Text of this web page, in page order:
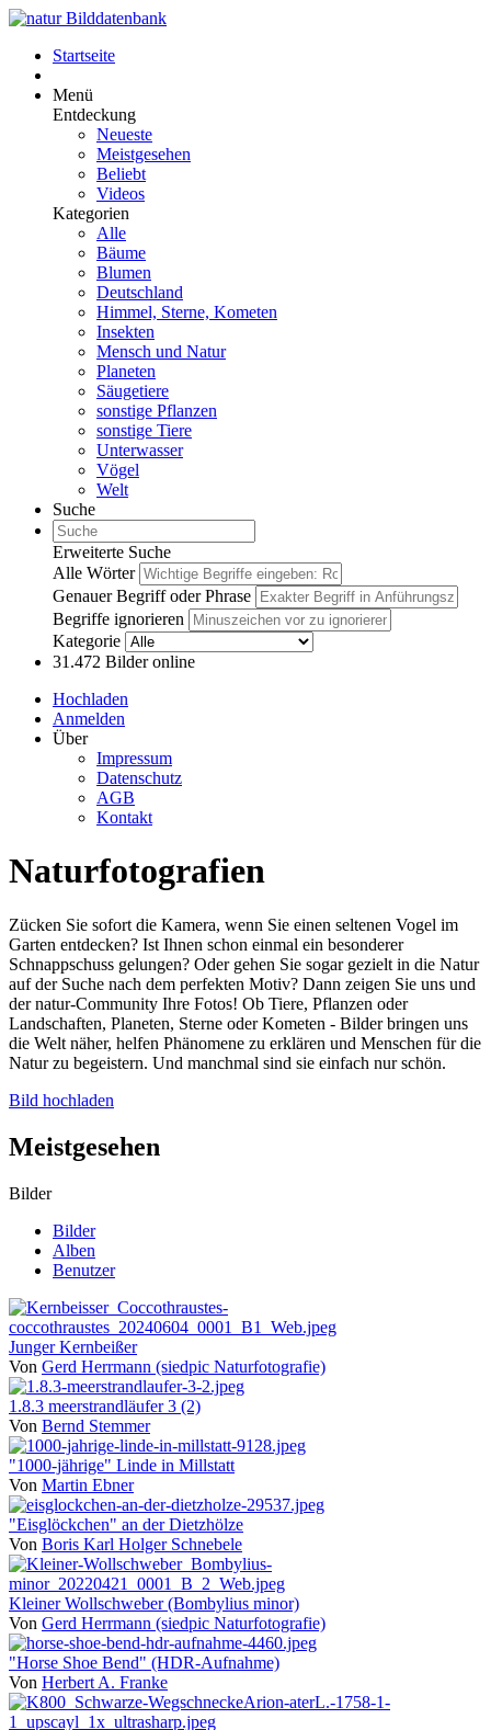
Startseite
Menü
Entdeckung
Neueste
Meistgesehen
Beliebt
Videos
Kategorien
Alle
Bäume
Blumen
Deutschland
Himmel, Sterne, Kometen
Insekten
Mensch und Natur
Planeten
Säugetiere
sonstige Pflanzen
sonstige Tiere
Unterwasser
Vögel
Welt
Suche
Erweiterte Suche
Alle Wörter
Genauer Begriff oder Phrase
Begriffe ignorieren
Kategorie
31.472 Bilder online
Hochladen
Anmelden
Über
Impressum
Datenschutz
AGB
Kontakt
Naturfotografien
Zücken Sie sofort die Kamera, wenn Sie einen seltenen Vogel im
Garten entdecken? Ist Ihnen schon einmal ein besonderer
Schnappschuss gelungen? Oder gehen Sie sogar gezielt in die Natur
auf der Suche nach dem perfekten Motiv? Dann zeigen Sie uns und
der natur-Community Ihre Fotos! Ob Tiere, Pflanzen oder
Landschaften, Planeten, Sterne oder Kometen - Bilder bringen uns
die Welt näher, helfen Phänomene zu erklären und Menschen für die
Natur zu begeistern. Und manchmal sind sie einfach nur schön.
Bild hochladen
Meistgesehen
Bilder
Bilder
Alben
Benutzer
Junger Kernbeißer
Von Gerd Herrmann (siedpic Naturfotografie)
1.8.3 meerstrandläufer 3 (2)
Von Bernd Stemmer
"1000-jährige" Linde in Millstatt
Von Martin Ebner
"Eisglöckchen" an der Dietzhölze
Von Boris Karl Holger Schnebele
Kleiner Wollschweber (Bombylius minor)
Von Gerd Herrmann (siedpic Naturfotografie)
"Horse Shoe Bend" (HDR-Aufnahme)
Von Herbert A. Franke